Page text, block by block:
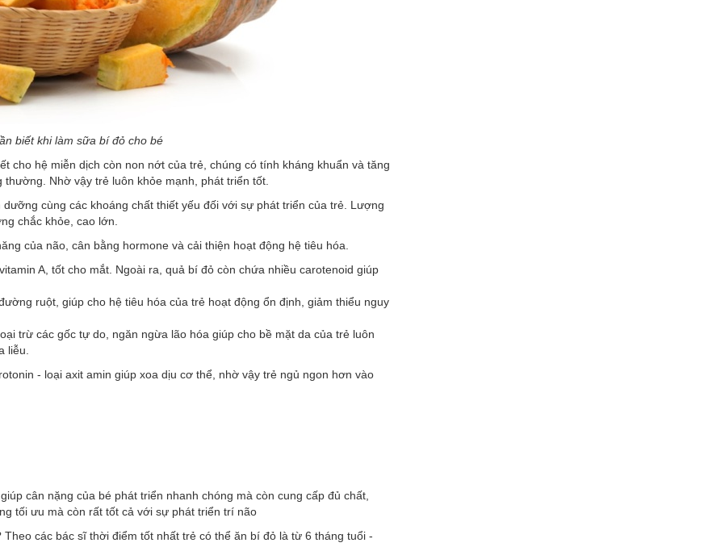
biết khi làm sữa bí đỏ cho bé
cho hệ miễn dịch còn non nớt của trẻ, chúng có tính kháng khuẩn và tăng
Nhờ vậy trẻ luôn khỏe mạnh, phát triển tốt.
cùng các khoáng chất thiết yếu đối với sự phát triển của trẻ. Lượng
chắc khỏe, cao lớn.
của não, cân bằng hormone và cải thiện hoạt động hệ tiêu hóa.
A, tốt cho mắt. Ngoài ra, quả bí đỏ còn chứa nhiều carotenoid giúp
ruột, giúp cho hệ tiêu hóa của trẻ hoạt động ổn định, giảm thiểu nguy
trừ các gốc tự do, ngăn ngừa lão hóa giúp cho bề mặt da của trẻ luôn
liễu.
- loại axit amin giúp xoa dịu cơ thể, nhờ vậy trẻ ngủ ngon hơn vào
cân nặng của bé phát triển nhanh chóng mà còn cung cấp đủ chất,
tối ưu mà còn rất tốt cả với sự phát triển trí não
các bác sĩ thời điểm tốt nhất trẻ có thể ăn bí đỏ là từ 6 tháng tuổi -